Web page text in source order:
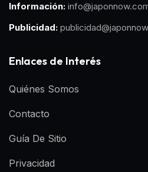
Información:
Publicidad:
Enlaces de Interés
Quiénes Somos
Contacto
Guía De Sitio
Privacidad